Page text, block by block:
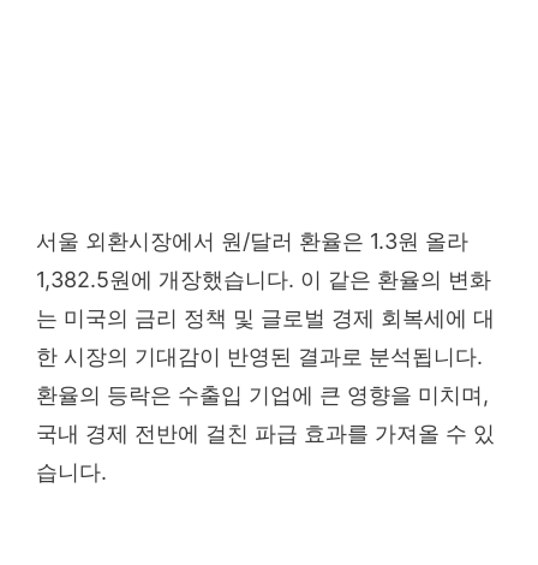
서울 외환시장에서 원/달러 환율은 1.3원 올라
1,382.5원에 개장했습니다. 이 같은 환율의 변화
는 미국의 금리 정책 및 글로벌 경제 회복세에 대
한 시장의 기대감이 반영된 결과로 분석됩니다.
환율의 등락은 수출입 기업에 큰 영향을 미치며,
국내 경제 전반에 걸친 파급 효과를 가져올 수 있
습니다.